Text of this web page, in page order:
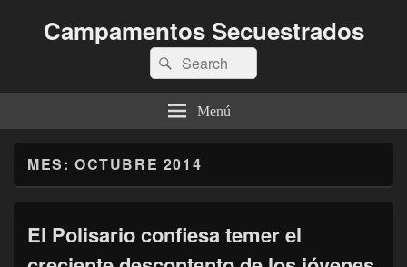
Campamentos Secuestrados
Buscar
por:
Buscar
Menú
MES: OCTUBRE 2014
El Polisario confiesa temer el